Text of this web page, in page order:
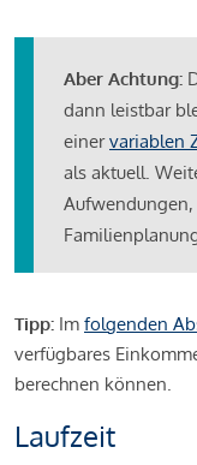
Aber Achtung:
dann leistbar
einervariablen
als aktuell.
Tipp: Im folgenden
verfügbares
berechnen können.
Laufzeit